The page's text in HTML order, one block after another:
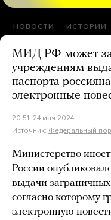
НОВОСТИ ИСТОРИИ
МИД РФ может
учреждениям
паспорта
электронные
20:51, 24 мая 2024
Источник: Федеральный
Министерство
России
выдачи
согласно которому
электронную